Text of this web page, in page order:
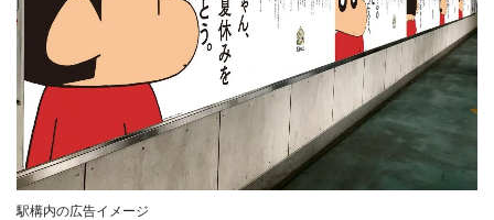
駅構内の広告イメージ